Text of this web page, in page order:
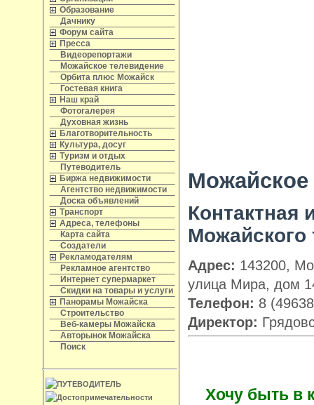
Образование
Дачнику
Форум сайта
Пресса
Видеорепортажи
Можайское телевидение
Орбита плюс Можайск
Гостевая книга
Наш край
Фотогалерея
Духовная жизнь
Благотворительность
Культура, досуг
Туризм и отдых
Путеводитель
Биржа недвижимости
Агентство недвижимости
Доска объявлений
Транспорт
Адреса, телефоны
Карта сайта
Создатели
Рекламодателям
Рекламное агентство
Интернет супермаркет
Скидки на товары и услуги
Панорамы Можайска
Строительство
Веб-камеры Можайска
Авторынок Можайска
Поиск
ПУТЕВОДИТЕЛЬ
Достопримечательности
Можайское
Контактная
Можайского
Адрес: 143200,
улица Мира, дом
Телефон: 8
Директор:
Хочу быть в